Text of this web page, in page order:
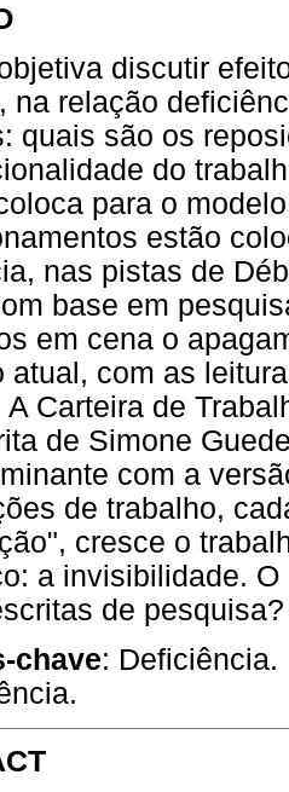
discutir
na relação
quais são os
do
para o
estão
nas pistas de
base em
em cena o
atual, com as
Carteira de
de Simone
com a
de trabalho,
cresce o
a invisibilidade.
de pesquisa?
chave: Deficiência.